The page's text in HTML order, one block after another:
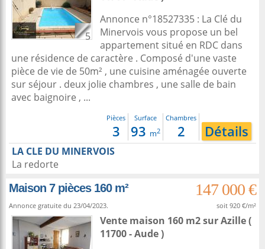
5
Annonce n°18527335 : La Clé du
Minervois vous propose un bel
appartement situé en RDC dans
une résidence de caractère . Composé d'une vaste
pièce de vie de 50m² , une cuisine aménagée ouverte
sur séjour . deux jolie chambres , une salle de bain
avec baignoire , ...
Pièces
3
Surface
93 m2
Chambres
2 Détails
LA CLE DU MINERVOIS
La redorte
Maison 7 pièces 160 m²
147 000 €
Annonce gratuite du 23/04/2023. soit 920 €/m²
Vente maison 160 m2surAzille(
11700 - Aude )